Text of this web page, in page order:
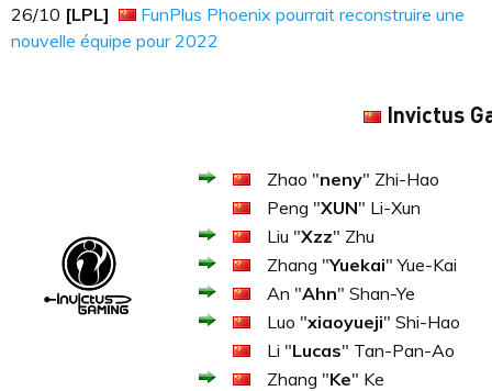
26/10 [LPL]
FunPlus Phoenix pourrait reconstruire une
nouvelle équipe pour 2022
Invictus
Zhao "neny" Zhi-Hao
Peng "XUN" Li-Xun
Liu "Xzz" Zhu
Zhang "Yuekai" Yue-Kai
An "Ahn" Shan-Ye
Luo "xiaoyueji" Shi-Hao
Li "Lucas" Tan-Pan-Ao
Zhang "Ke" Ke